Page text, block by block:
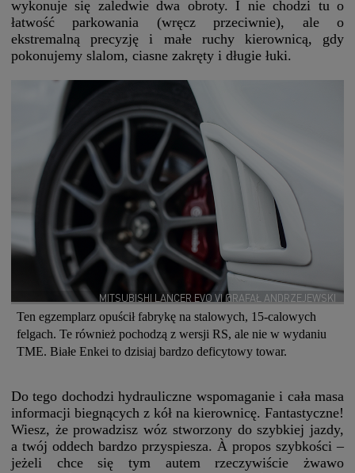
wykonuje się zaledwie dwa obroty. I nie chodzi tu o
łatwość parkowania (wręcz przeciwnie), ale o
ekstremalną precyzję i małe ruchy kierownicą, gdy
pokonujemy slalom, ciasne zakręty i długie łuki.
MITSUBISHI LANCER EVO VI @RAFAŁ ANDRZEJEWSKI
Ten egzemplarz opuścił fabrykę na stalowych, 15-calowych
felgach. Te również pochodzą z wersji RS, ale nie w wydaniu
TME. Białe Enkei to dzisiaj bardzo deficytowy towar.
Do tego dochodzi hydrauliczne wspomaganie i cała masa
informacji biegnących z kół na kierownicę. Fantastyczne!
Wiesz, że prowadzisz wóz stworzony do szybkiej jazdy,
a twój oddech bardzo przyspiesza. À propos szybkości –
jeżeli chce się tym autem rzeczywiście żwawo